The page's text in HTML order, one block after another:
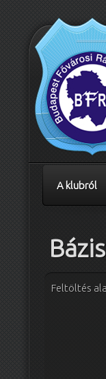
A klubról
Feltöltés